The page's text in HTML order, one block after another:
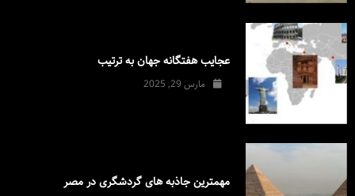
عجایب هفتگانه جهان به ترتیب
مارس 29, 2025
مهمترین جاذبه های گردشگری در مصر